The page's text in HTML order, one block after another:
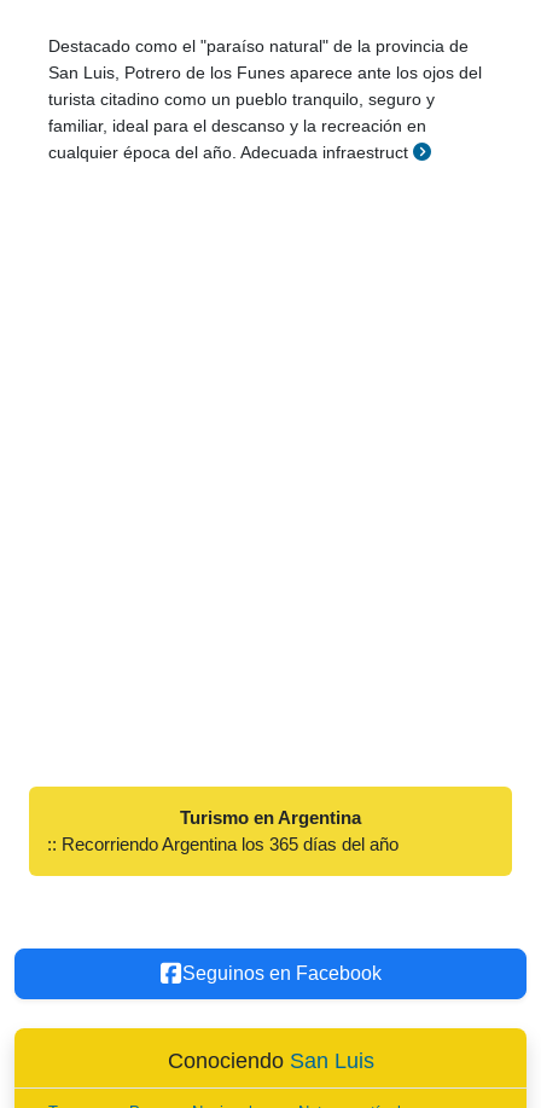
Destacado como el "paraíso natural" de la provincia de
San Luis, Potrero de los Funes aparece ante los ojos del
turista citadino como un pueblo tranquilo, seguro y
familiar, ideal para el descanso y la recreación en
cualquier época del año. Adecuada infraestruct
Turismo en Argentina
:: Recorriendo Argentina los 365 días del año
Seguinos en Facebook
Conociendo San Luis